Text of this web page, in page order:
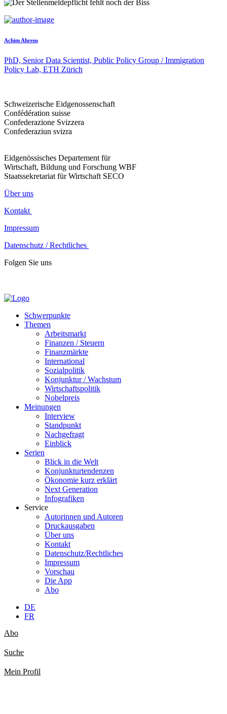
Achim Ahrens
PhD, Senior Data Scientist, Public Policy Group / Immigration
Policy Lab, ETH Zürich
Schweizerische Eidgenossenschaft
Confédération suisse
Confederazione Svizzera
Confederaziun svizra
Eidgenössisches Departement für
Wirtschaft, Bildung und Forschung WBF
Staatssekretariat für Wirtschaft SECO
Über uns
Kontakt
Impressum
Datenschutz / Rechtliches
Folgen Sie uns
Schwerpunkte
Themen
Arbeitsmarkt
Finanzen / Steuern
Finanzmärkte
International
Sozialpolitik
Konjunktur / Wachstum
Wirtschaftspolitik
Nobelpreis
Meinungen
Interview
Standpunkt
Nachgefragt
Einblick
Serien
Blick in die Welt
Konjunkturtendenzen
Ökonomie kurz erklärt
Next Generation
Infografiken
Service
Autorinnen und Autoren
Druckausgaben
Über uns
Kontakt
Datenschutz/Rechtliches
Impressum
Vorschau
Die App
Abo
DE
FR
Abo
Suche
Mein Profil